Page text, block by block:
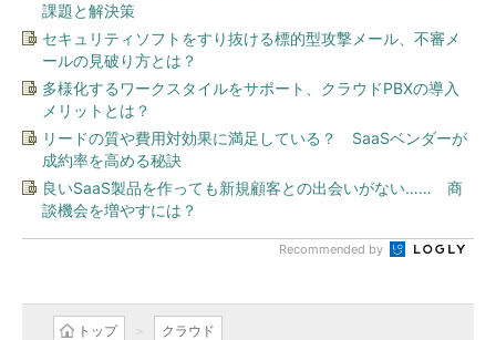
課題と解決策
セキュリティソフトをすり抜ける標的型攻撃メール、不審メ
ールの見破り方とは？
多様化するワークスタイルをサポート、クラウドPBXの導入
メリットとは？
リードの質や費用対効果に満足している？ SaaSベンダーが
成約率を高める秘訣
良いSaaS製品を作っても新規顧客との出会いがない…… 商
談機会を増やすには？
Recommended by
トップ クラウド